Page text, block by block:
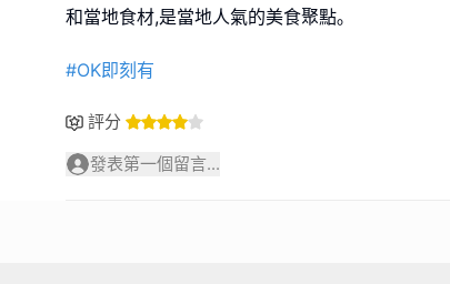
和當地食材,是當地人氣的美食聚點｡
#OK即刻有
評分
發表第一個留言...